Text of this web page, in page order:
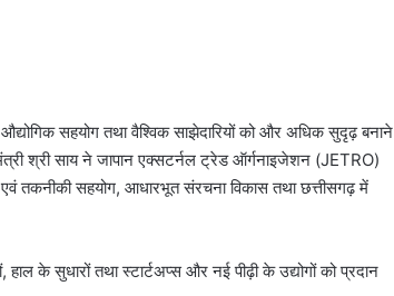
सहयोग तथा वैश्विक साझेदारियों को और अधिक सुदृढ़ बनाने
श्री साय ने जापान एक्सटर्नल ट्रेड ऑर्गनाइजेशन (JETRO)
तकनीकी सहयोग, आधारभूत संरचना विकास तथा छत्तीसगढ़ में
के सुधारों तथा स्टार्टअप्स और नई पीढ़ी के उद्योगों को प्रदान